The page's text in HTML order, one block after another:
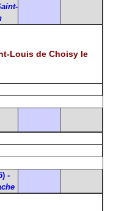
Louis de Choisy le
-